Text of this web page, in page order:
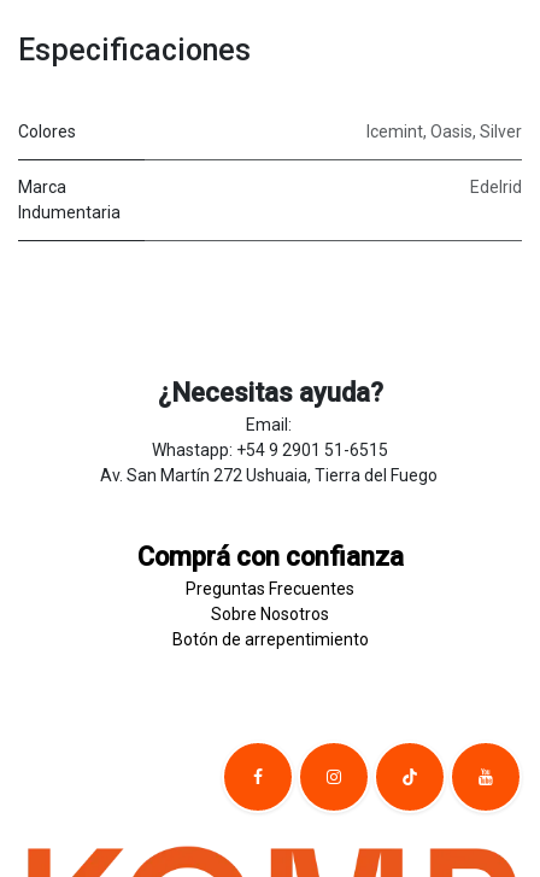
Especificaciones
Colores Icemint, Oasis, Silver
Marca
Indumentaria
Edelrid
¿Necesitas ayuda?
Email:
Whastapp: +54 9 2901 51-6515
Av. San Martín 272 Ushuaia, Tierra del Fuego
Comprá con confianza
Preguntas Frecuentes
Sobre Nosotros
Botón de ​arrepentim​​​iento